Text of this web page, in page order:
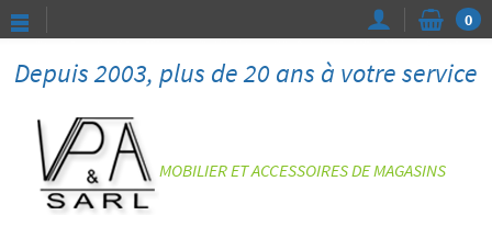
Depuis 2003, plus de 20 ans à votre service
0
MOBILIER ET ACCESSOIRES DE MAGASINS